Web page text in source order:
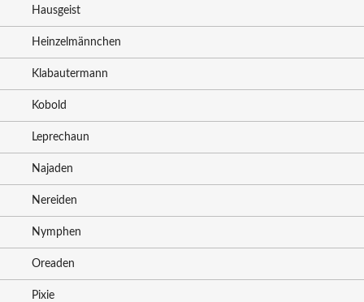
Hausgeist
Heinzelmännchen
Klabautermann
Kobold
Leprechaun
Najaden
Nereiden
Nymphen
Oreaden
Pixie